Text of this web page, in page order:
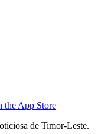
de Timor-Leste.